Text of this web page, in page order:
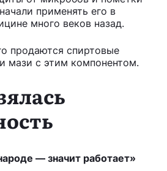
применять его в
много веков назад.
продаются спиртовые
мази с этим компонентом.
— значит работает»